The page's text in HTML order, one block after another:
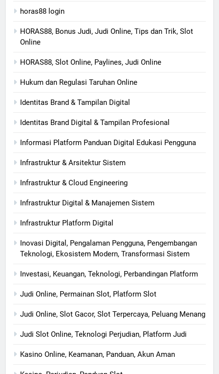
horas88 login
HORAS88, Bonus Judi, Judi Online, Tips dan Trik, Slot
Online
HORAS88, Slot Online, Paylines, Judi Online
Hukum dan Regulasi Taruhan Online
Identitas Brand & Tampilan Digital
Identitas Brand Digital & Tampilan Profesional
Informasi Platform Panduan Digital Edukasi Pengguna
Infrastruktur & Arsitektur Sistem
Infrastruktur & Cloud Engineering
Infrastruktur Digital & Manajemen Sistem
Infrastruktur Platform Digital
Inovasi Digital, Pengalaman Pengguna, Pengembangan
Teknologi, Ekosistem Modern, Transformasi Sistem
Investasi, Keuangan, Teknologi, Perbandingan Platform
Judi Online, Permainan Slot, Platform Slot
Judi Online, Slot Gacor, Slot Terpercaya, Peluang Menang
Judi Slot Online, Teknologi Perjudian, Platform Judi
Kasino Online, Keamanan, Panduan, Akun Aman